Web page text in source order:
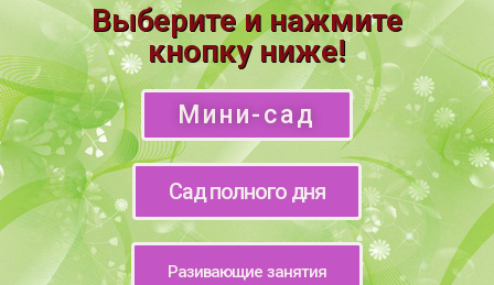
Выберите и нажмите
кнопку ниже!
Мини-сад
Сад полного дня
Разивающие занятия